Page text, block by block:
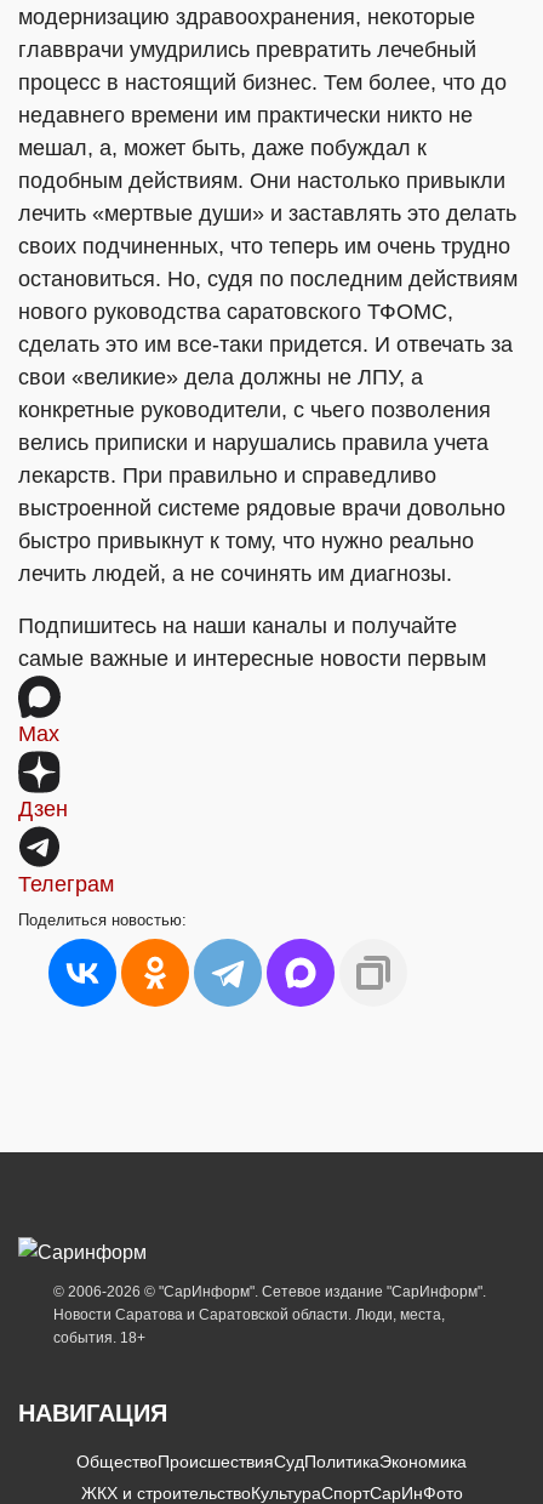
модернизацию здравоохранения, некоторые
главврачи умудрились превратить лечебный
процесс в настоящий бизнес. Тем более, что до
недавнего времени им практически никто не
мешал, а, может быть, даже побуждал к
подобным действиям. Они настолько привыкли
лечить «мертвые души» и заставлять это делать
своих подчиненных, что теперь им очень трудно
остановиться. Но, судя по последним действиям
нового руководства саратовского ТФОМС,
сделать это им все-таки придется. И отвечать за
свои «великие» дела должны не ЛПУ, а
конкретные руководители, с чьего позволения
велись приписки и нарушались правила учета
лекарств. При правильно и справедливо
выстроенной системе рядовые врачи довольно
быстро привыкнут к тому, что нужно реально
лечить людей, а не сочинять им диагнозы.
Подпишитесь на наши каналы и получайте
самые важные и интересные новости первым
Max
Дзен
Телеграм
Поделиться новостью:
© 2006-2026 © "СарИнформ". Сетевое издание "СарИнформ".
Новости Саратова и Саратовской области. Люди, места,
события. 18+
НАВИГАЦИЯ
ОбществоПроисшествияСудПолитикаЭкономика
ЖКХ и строительствоКультураСпортСарИнФото